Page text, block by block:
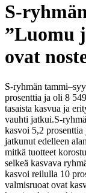
S-
”Luomu
ovat
S-ryhmän
prosenttia ja oli 8
tasaista kasvua ja
vauhti jatkui.S-
kasvoi 5,2
jatkunut edelleen
mitkä tuotteet
selkeä kasvava
kasvoi reilulla 10
valmisruoat ovat